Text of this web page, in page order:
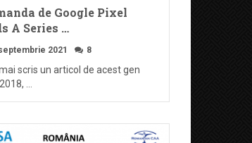
de Google Pixel
A Series …
2021 8
scris un articol de acest gen
…